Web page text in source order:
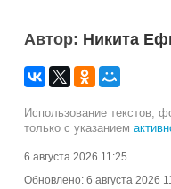
Автор: Никита
Использование текстов,
только с указанием
6 августа 2026 11:25
Обновлено: 6 августа 2026